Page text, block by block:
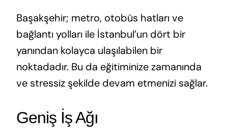
Başakşehir; metro, otobüs hatları ve
bağlantı yolları ile İstanbul’un dört bir
yanından kolayca ulaşılabilen bir
noktadadır. Bu da eğitiminize zamanında
ve stressiz şekilde devam etmenizi sağlar.
Geniş İş Ağı